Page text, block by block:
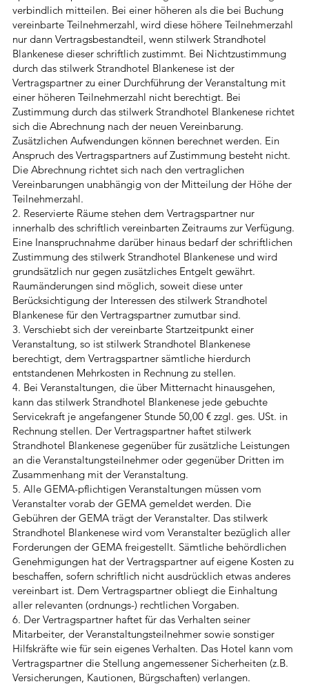
verbindlich mitteilen. Bei einer höheren als die bei Buchung
vereinbarte Teilnehmerzahl, wird diese höhere Teilnehmerzahl
nur dann Vertragsbestandteil, wenn stilwerk Strandhotel
Blankenese dieser schriftlich zustimmt. Bei Nichtzustimmung
durch das stilwerk Strandhotel Blankenese ist der
Vertragspartner zu einer Durchführung der Veranstaltung mit
einer höheren Teilnehmerzahl nicht berechtigt. Bei
Zustimmung durch das stilwerk Strandhotel Blankenese richtet
sich die Abrechnung nach der neuen Vereinbarung.
Zusätzlichen Aufwendungen können berechnet werden. Ein
Anspruch des Vertragspartners auf Zustimmung besteht nicht.
Die Abrechnung richtet sich nach den vertraglichen
Vereinbarungen unabhängig von der Mitteilung der Höhe der
Teilnehmerzahl.
2. Reservierte Räume stehen dem Vertragspartner nur
innerhalb des schriftlich vereinbarten Zeitraums zur Verfügung.
Eine Inanspruchnahme darüber hinaus bedarf der schriftlichen
Zustimmung des stilwerk Strandhotel Blankenese und wird
grundsätzlich nur gegen zusätzliches Entgelt gewährt.
Raumänderungen sind möglich, soweit diese unter
Berücksichtigung der Interessen des stilwerk Strandhotel
Blankenese für den Vertragspartner zumutbar sind.
3. Verschiebt sich der vereinbarte Startzeitpunkt einer
Veranstaltung, so ist stilwerk Strandhotel Blankenese
berechtigt, dem Vertragspartner sämtliche hierdurch
entstandenen Mehrkosten in Rechnung zu stellen.
4. Bei Veranstaltungen, die über Mitternacht hinausgehen,
kann das stilwerk Strandhotel Blankenese jede gebuchte
Servicekraft je angefangener Stunde 50,00 € zzgl. ges. USt. in
Rechnung stellen. Der Vertragspartner haftet stilwerk
Strandhotel Blankenese gegenüber für zusätzliche Leistungen
an die Veranstaltungsteilnehmer oder gegenüber Dritten im
Zusammenhang mit der Veranstaltung.
5. Alle GEMA-pflichtigen Veranstaltungen müssen vom
Veranstalter vorab der GEMA gemeldet werden. Die
Gebühren der GEMA trägt der Veranstalter. Das stilwerk
Strandhotel Blankenese wird vom Veranstalter bezüglich aller
Forderungen der GEMA freigestellt. Sämtliche behördlichen
Genehmigungen hat der Vertragspartner auf eigene Kosten zu
beschaffen, sofern schriftlich nicht ausdrücklich etwas anderes
vereinbart ist. Dem Vertragspartner obliegt die Einhaltung
aller relevanten (ordnungs-) rechtlichen Vorgaben.
6. Der Vertragspartner haftet für das Verhalten seiner
Mitarbeiter, der Veranstaltungsteilnehmer sowie sonstiger
Hilfskräfte wie für sein eigenes Verhalten. Das Hotel kann vom
Vertragspartner die Stellung angemessener Sicherheiten (z.B.
Versicherungen, Kautionen, Bürgschaften) verlangen.